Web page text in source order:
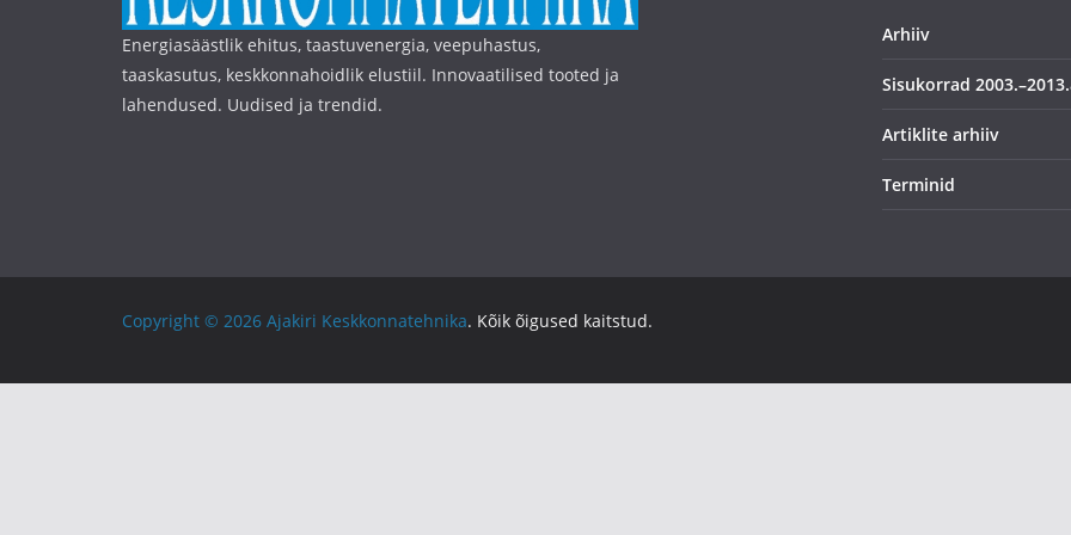
Energiasäästlik ehitus, taastuvenergia, veepuhastus,
taaskasutus, keskkonnahoidlik elustiil. Innovaatilised tooted ja
lahendused. Uudised ja trendid.
Arhiiv
Sisukorrad
Artiklite arhiiv
Terminid
Copyright © 2026 Ajakiri Keskkonnatehnika. Kõik õigused kaitstud.